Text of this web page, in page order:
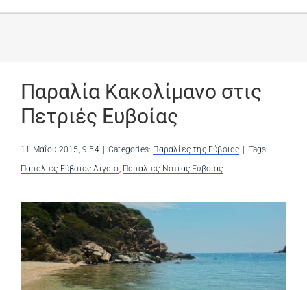
Παραλία Κακολίμανο στις
Πετριές Ευβοίας
11 Μαΐου 2015, 9:54 Categories: Παραλίες της Εύβοιας
Tags:
Παραλίες Εύβοιας Αιγαίο, Παραλίες Νότιας Εύβοιας